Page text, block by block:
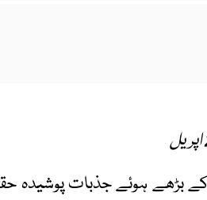
بڑھے ہوئے جذبات پوشیدہ